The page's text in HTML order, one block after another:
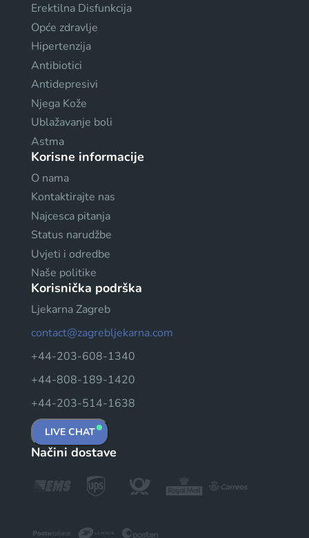
Erektilna Disfunkcija
Opće zdravlje
Hipertenzija
Antibiotici
Antidepresivi
Njega Kože
Ublažavanje boli
Astma
Korisne informacije
O nama
Kontaktirajte nas
Najcesca pitanja
Status narudžbe
Uvjeti i odredbe
Naše politike
Korisnička podrška
Ljekarna Zagreb
contact@zagrebljekarna.com
+44-203-608-1340
+44-808-189-1420
+44-203-514-1638
LIVE CHAT
Načini dostave